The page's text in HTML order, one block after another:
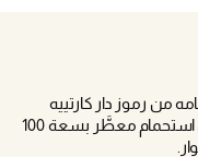
من رموز دار كارتييه
ويحتوي على ماء تواليت بسعة 100 مل وجل استحمام معطَّر بسعة 100